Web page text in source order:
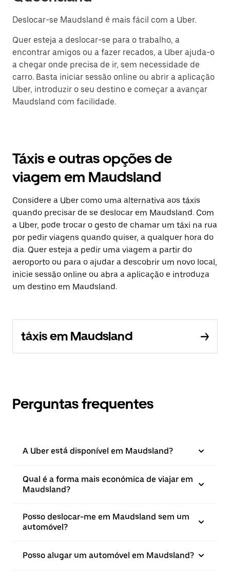
Deslocar-se Maudsland é mais fácil com a Uber.
Quer esteja a deslocar-se para o trabalho, a
encontrar amigos ou a fazer recados, a Uber ajuda-o
a chegar onde precisa de ir, sem necessidade de
carro. Basta iniciar sessão online ou abrir a aplicação
Uber, introduzir o seu destino e começar a avançar
Maudsland com facilidade.
Táxis e outras opções de
viagem em Maudsland
Considere a Uber como uma alternativa aos táxis
quando precisar de se deslocar em Maudsland. Com
a Uber, pode trocar o gesto de chamar um táxi na rua
por pedir viagens quando quiser, a qualquer hora do
dia. Quer esteja a pedir uma viagem a partir do
aeroporto ou para o ajudar a descobrir um novo local,
inicie sessão online ou abra a aplicação e introduza
um destino em Maudsland.
táxis em Maudsland
Perguntas frequentes
A Uber está disponível em Maudsland?
Qual é a forma mais económica de viajar em
Maudsland?
Posso deslocar-me em Maudsland sem um
automóvel?
Posso alugar um automóvel em Maudsland?